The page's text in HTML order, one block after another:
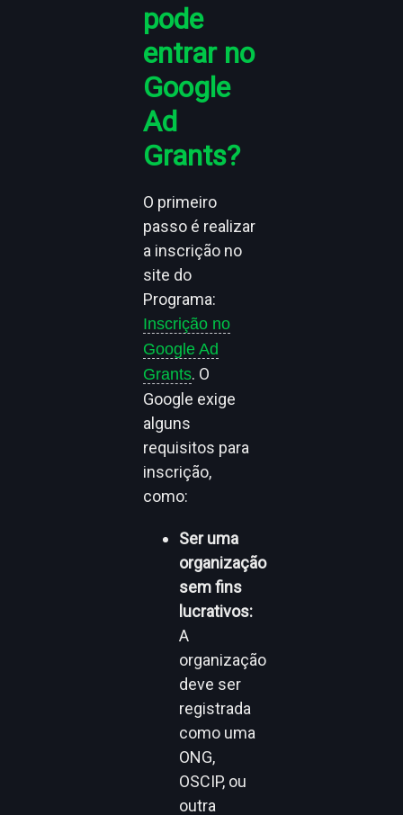
pode
entrar no
Google
Ad
Grants?
O primeiro
passo é realizar
a inscrição no
site do
Programa:
Inscrição no
Google Ad
Grants. O
Google exige
alguns
requisitos para
inscrição,
como:
Ser uma
organização
sem fins
lucrativos:
A
organização
deve ser
registrada
como uma
ONG,
OSCIP, ou
outra